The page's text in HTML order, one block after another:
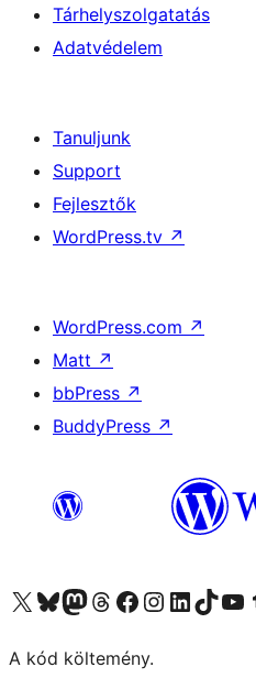
Tárhelyszolgatatás
Adatvédelem
Tanuljunk
Support
Fejlesztők
WordPress.tv ↗
WordPress.com ↗
Matt ↗
bbPress ↗
BuddyPress ↗
Visit our X (formerly Twitter) account
Visit our Bluesky account
Twitter csatornánk
Visit our Threads account
Facebook oldalunk
Visit our Instagram account
Visit our LinkedIn
Visit our TikTok
Visit our
A kód költemény.